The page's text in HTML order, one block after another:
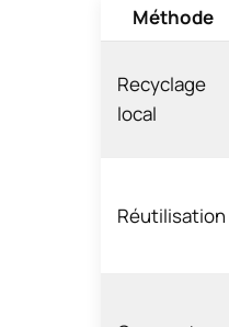
Méthode
Recyclage
local
Réutilisation